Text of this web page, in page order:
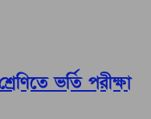
ভর্তি পরীক্ষা